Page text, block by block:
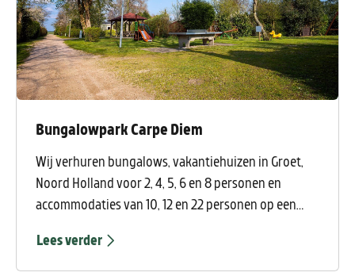
Bungalowpark Carpe Diem
Wij verhuren bungalows, vakantiehuizen in Groet,
Noord Holland voor 2, 4, 5, 6 en 8 personen en
accommodaties van 10, 12 en 22 personen op een
bungalowpark in een karakteristieke en
rustgevende omgeving in Groet , een liefelijk en
Lees verder